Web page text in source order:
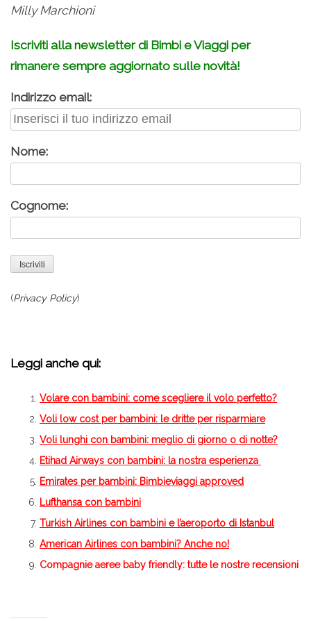
Milly Marchioni
Iscriviti alla newsletter di Bimbi e Viaggi per
rimanere sempre aggiornato sulle novità!
Indirizzo email:
Nome:
Cognome:
(Privacy Policy)
Leggi anche qui:
Volare con bambini: come scegliere il volo perfetto?
Voli low cost per bambini: le dritte per risparmiare
Voli lunghi con bambini: meglio di giorno o di notte?
Etihad Airways con bambini: la nostra esperienza
Emirates per bambini: Bimbieviaggi approved
Lufthansa con bambini
Turkish Airlines con bambini e l’aeroporto di Istanbul
American Airlines con bambini? Anche no!
Compagnie aeree baby friendly: tutte le nostre recensioni